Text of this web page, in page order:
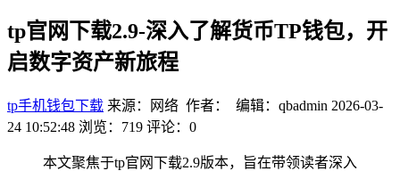
tp官网下载2.9-深入了解货币TP钱包，开
启数字资产新旅程
tp手机钱包下载 来源：网络 作者： 编辑：qbadmin 2026-03-
24 10:52:48 浏览：719 评论：0
本文聚焦于tp官网下载2.9版本，旨在带领读者深入